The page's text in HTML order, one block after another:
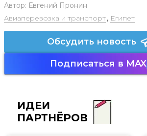
Автор: Евгений Пронин
Авиаперевозка и транспорт, Египет
Обсудить новость
Подписаться в MAX
ИДЕИ
ПАРТНЁРОВ